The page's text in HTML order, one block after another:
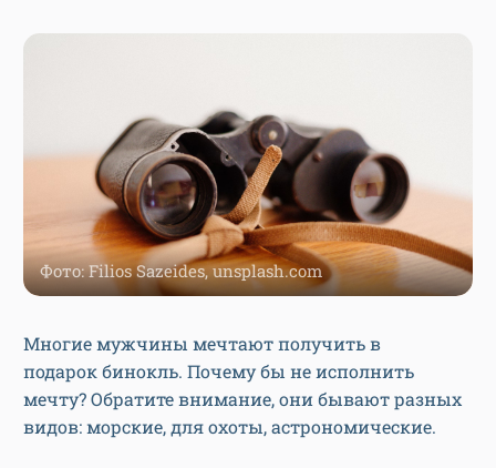
Фото: Filios Sazeides, unsplash.com
Многие мужчины мечтают получить в
подарок бинокль. Почему бы не исполнить
мечту? Обратите внимание, они бывают разных
видов: морские, для охоты, астрономические.